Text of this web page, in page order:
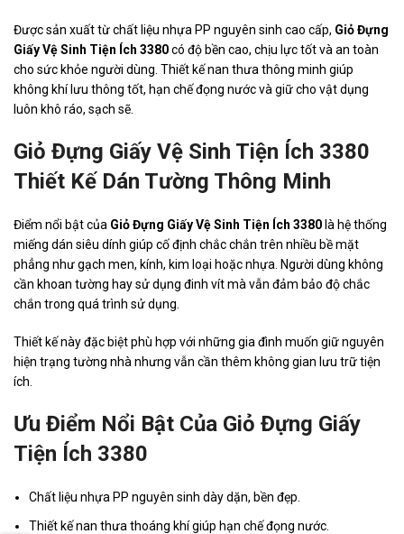
Được sản xuất từ chất liệu nhựa PP nguyên sinh cao cấp, Giỏ Đựng
Giấy Vệ Sinh Tiện Ích 3380có độ bền cao, chịu lực tốt và an toàn
cho sức khỏe người dùng. Thiết kế nan thưa thông minh giúp
không khí lưu thông tốt, hạn chế đọng nước và giữ cho vật dụng
luôn khô ráo, sạch sẽ.
Giỏ Đựng Giấy Vệ Sinh Tiện Ích 3380
Thiết Kế Dán Tường Thông Minh
Điểm nổi bật của Giỏ Đựng Giấy Vệ Sinh Tiện Ích 3380 là hệ thống
miếng dán siêu dính giúp cố định chắc chắn trên nhiều bề mặt
phẳng như gạch men, kính, kim loại hoặc nhựa. Người dùng không
cần khoan tường hay sử dụng đinh vít mà vẫn đảm bảo độ chắc
chắn trong quá trình sử dụng.
Thiết kế này đặc biệt phù hợp với những gia đình muốn giữ nguyên
hiện trạng tường nhà nhưng vẫn cần thêm không gian lưu trữ tiện
ích.
Ưu Điểm Nổi Bật Của Giỏ Đựng Giấy
Tiện Ích 3380
Chất liệu nhựa PP nguyên sinh dày dặn, bền đẹp.
Thiết kế nan thưa thoáng khí giúp hạn chế đọng nước.